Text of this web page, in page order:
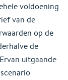
voldoening
van de
op de
de
uitgaande